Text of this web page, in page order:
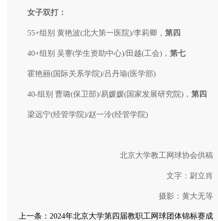
女子双打：
55+组别 黄艳波(北大第一医院)/李莉卿， 第四
40+组别 吴謇(学生资助中心)/田越(工会)， 第七
霍艳丽(国际关系学院)/吕丹瑜(医学部)
40-组别 曹璐(保卫部)/易媛媛(国家发展研究院)， 第四
梁远宁(经管学院)/赵一泠(经管学院)
北京大学教工网球协会供稿
文字：尉立肖
摄影：黄大无等
上一条： 2024年北京大学第四届教职工网球团体锦标赛成